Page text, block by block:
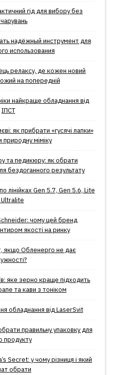
гід для вибору без
надёжный инструмент для
использования
релаксу, де кожен новий
на попередній
найкраще обладнання від
ІПСТ
як прибрати «гусячі лапки»
природну міміку
та педикюру: як обрати
бездоганного результату
лінійках Gen 5.7, Gen 5.6, Lite
Ultralite
чому цей бренд
якості на ринку
якщо Обленерго не дає
яке зерно краще підходить
та кави з тоніком
обладнання від LaserSvit
правильну упаковку для
продукту
Secret: у чому різниця і який
обрати